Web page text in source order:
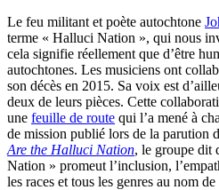
Le feu militant et poète autochtone
terme « Halluci Nation », qui nous
cela signifie réellement que d’être
autochtones. Les musiciens ont
son décès en 2015. Sa voix est
deux de leurs pièces. Cette
une feuille de route qui l’a mené à
de mission publié lors de la parution
Are the Halluci Nation, le groupe dit
Nation » promeut l’inclusion,
les races et tous les genres au nom